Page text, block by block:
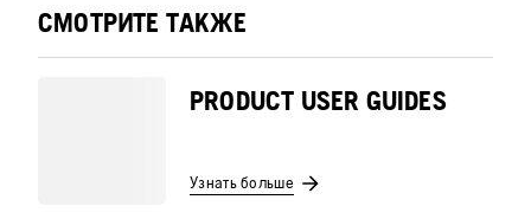
СМОТРИТЕ ТАКЖЕ
PRODUCT USER GUIDES
Узнать больше